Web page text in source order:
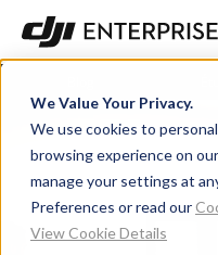
We Value Your Privacy.
We use cookies to
browsing experience on
manage your settings at
Preferences or read our
View Cookie Details